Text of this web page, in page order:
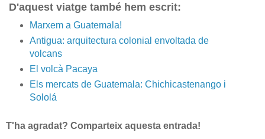
D'aquest viatge també hem escrit:
Marxem a Guatemala!
Antigua: arquitectura colonial envoltada de
volcans
El volcà Pacaya
Els mercats de Guatemala: Chichicastenango i
Sololá
T'ha agradat? Comparteix aquesta entrada!